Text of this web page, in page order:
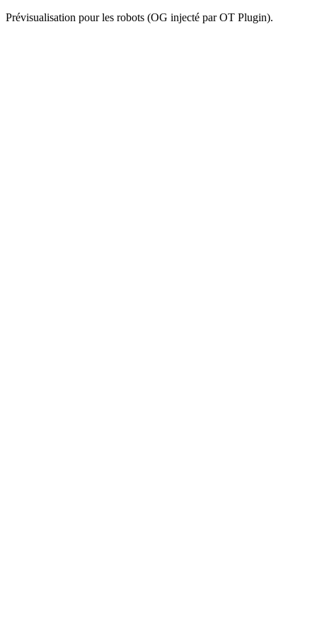
Prévisualisation pour les robots (OG injecté par OT Plugin).